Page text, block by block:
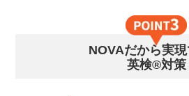
NOVAだから実
英検®対策